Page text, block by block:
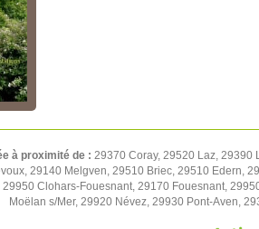
à proximité de : 29370 Coray, 29520 Laz, 29390
29140 Melgven, 29510 Briec, 29510 Edern,
Clohars-Fouesnant, 29170 Fouesnant,
Moëlan s/Mer, 29920 Névez, 29930 Pont-Aven,